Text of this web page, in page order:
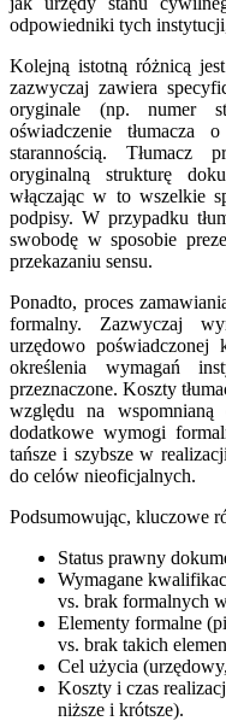
odpowiedniki tych
Kolejną istotną różnicą
zazwyczaj zawiera
oryginale (np. numer
oświadczenie tłumacza
starannością. Tłumacz
oryginalną strukturę
włączając w to wszelkie
podpisy. W przypadku
swobodę w sposobie
przekazaniu sensu.
Ponadto, proces
formalny. Zazwyczaj
urzędowo poświadczonej
określenia wymagań
przeznaczone. Koszty
względu na wspomnianą
dodatkowe wymogi
tańsze i szybsze w
do celów nieoficjalnych.
Podsumowując, kluczowe
Status prawny
Wymagane
vs. brak formalnych
Elementy formalne
vs. brak takich
Cel użycia
Koszty i czas
niższe i krótsze).